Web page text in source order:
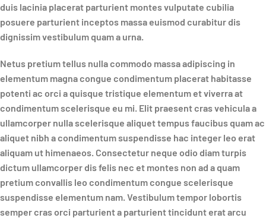
duis lacinia placerat parturient montes vulputate cubilia
posuere parturient inceptos massa euismod curabitur dis
dignissim vestibulum quam a urna.
Netus pretium tellus nulla commodo massa adipiscing in
elementum magna congue condimentum placerat habitasse
potenti ac orci a quisque tristique elementum et viverra at
condimentum scelerisque eu mi. Elit praesent cras vehicula a
ullamcorper nulla scelerisque aliquet tempus faucibus quam ac
aliquet nibh a condimentum suspendisse hac integer leo erat
aliquam ut himenaeos. Consectetur neque odio diam turpis
dictum ullamcorper dis felis nec et montes non ad a quam
pretium convallis leo condimentum congue scelerisque
suspendisse elementum nam. Vestibulum tempor lobortis
semper cras orci parturient a parturient tincidunt erat arcu